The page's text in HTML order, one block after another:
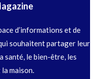
d’informations et de
souhaitent partager leur
santé, le bien-être, les
maison.